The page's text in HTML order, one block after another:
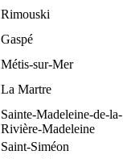
Rimouski
Gaspé
Métis-sur-Mer
La Martre
Sainte-Madeleine-de-la-
Rivière-Madeleine
Saint-Siméon